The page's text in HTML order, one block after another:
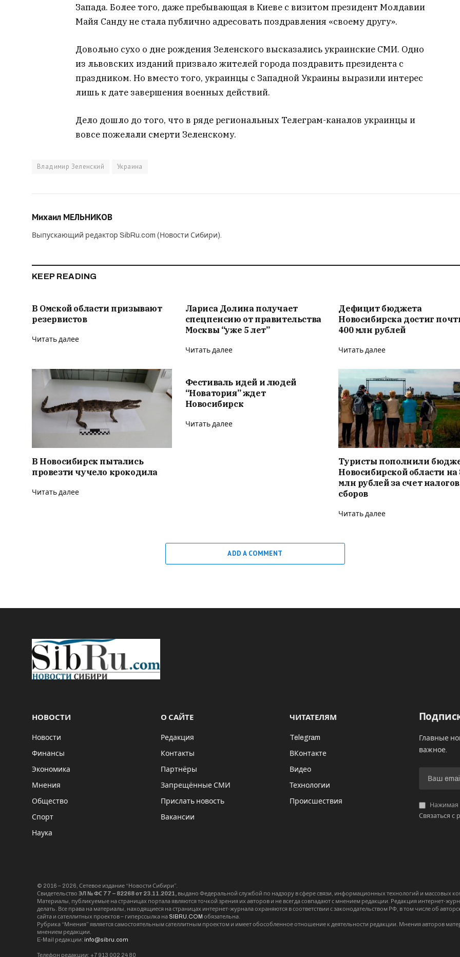
Запада. Более того, даже пребывающая в Киеве с визитом президент Молдавии
Майя Санду не стала публично адресовать поздравления «своему другу».
Довольно сухо о дне рождения Зеленского высказались украинские СМИ. Одно
из львовских изданий призвало жителей города поздравить президента с
праздником. Но вместо того, украинцы с Западной Украины выразили интерес
лишь к дате завершения военных действий.
Дело дошло до того, что в ряде региональных Телеграм-каналов украинцы и
вовсе пожелали смерти Зеленскому.
Владимир Зеленский Украина
Михаил МЕЛЬНИКОВ
Выпускающий редактор SibRu.com (Новости Сибири).
KEEP READING
В Омской области призывают
резервистов
Читать далее
Лариса Долина получает
спецпенсию от правительства
Москвы “уже 5 лет”
Читать далее
Дефицит бюджета
Новосибирска достиг
400 млн рублей
Читать далее
В Новосибирск пытались
провезти чучело крокодила
Читать далее
Фестиваль идей и людей
“Новатория” ждет
Новосибирск
Читать далее
Туристы пополнили
Новосибирской области на
млн рублей за счет
сборов
Читать далее
ADD A COMMENT
НОВОСТИ
Новости
Финансы
Экономика
Мнения
Общество
Спорт
Наука
О САЙТЕ
Редакция
Контакты
Партнёры
Запрещённые СМИ
Прислать новость
Вакансии
ЧИТАТЕЛЯМ
Telegram
ВКонтакте
Видео
Технологии
Происшествия
Главные
важное.
Нажимая
Связаться с
© 2016 – 2026, Сетевое издание “Новости Сибири”.
Свидетельство ЭЛ № ФС 77 – 82268 от 23.11.2021, выдано Федеральной службой по надзору в сфере связи, информационных технологий и массовых
Материалы, публикуемые на страницах портала являются точкой зрения их авторов и не всегда совпадают с мнением редакции. Редакция интернет-
делать. Все права на материалы, находящиеся на страницах интернет-журнала охраняются в соответствии с законодательством РФ, в том числе об
сайта и сателлитных проектов – гиперссылка на SIBRU.COM обязательна.
Рубрика “Мнения” является самостоятельным сателлитным проектом и имеет обособленное отношение к деятельности редакции. Мнения авторов
мнением редакции.
E-Mail редакции: info@sibru.com
Телефон редакции: +7 913 002 24 80